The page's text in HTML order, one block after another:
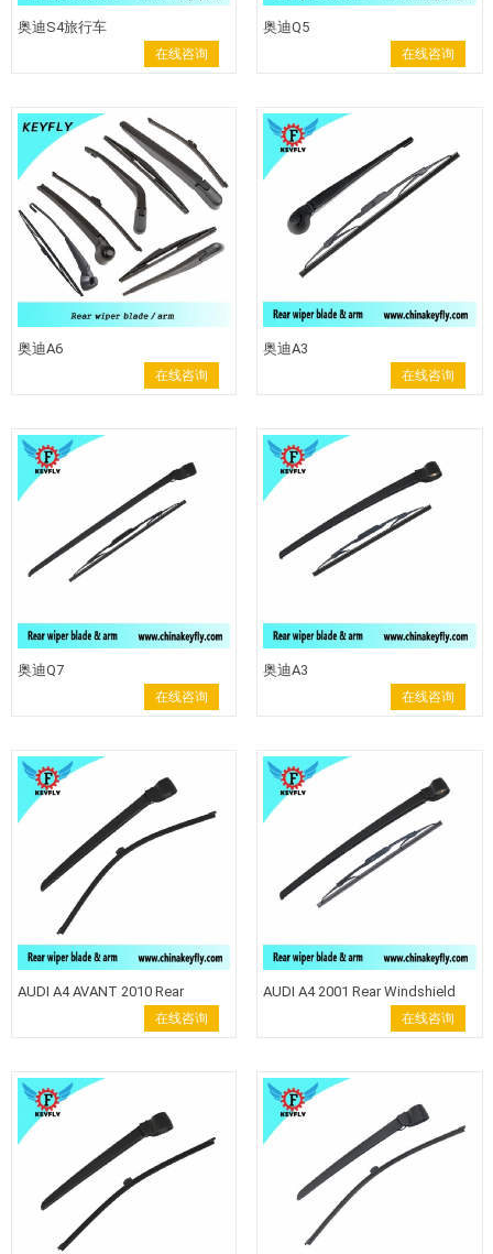
奥迪S4旅行车
在线咨询
奥迪Q5
在线咨询
奥迪A6
在线咨询
奥迪A3
在线咨询
奥迪Q7
在线咨询
奥迪A3
在线咨询
AUDI A4 AVANT 2010 Rear
Windshield Wiper Arm Wiper
在线咨询
AUDI A4 2001 Rear Windshield
Wiper Arm Wiper Blade back
在线咨询